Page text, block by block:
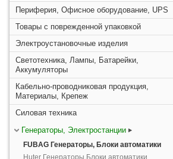
Периферия, Офисное оборудование, UPS
Товары с поврежденной упаковкой
Электроустановочные изделия
Светотехника, Лампы, Батарейки,
Аккумуляторы
Кабельно-проводниковая продукция,
Материалы, Крепеж
Силовая техника
Генераторы, Электростанции
FUBAG Генераторы, Блоки автоматики
Huter Генераторы,Блоки автоматики